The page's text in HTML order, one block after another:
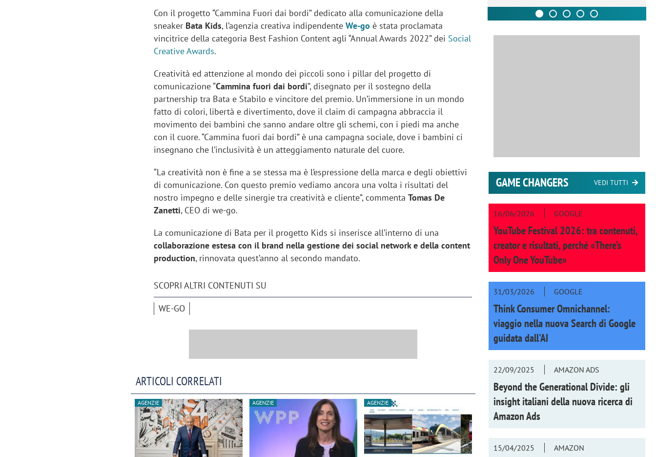
Con il progetto “Cammina Fuori dai bordi” dedicato alla comunicazione della
sneaker Bata Kids, l’agenzia creativa indipendenteWe-go è stata proclamata
vincitrice della categoria Best Fashion Content agli “Annual Awards 2022” dei Social
Creative Awards.
Creatività ed attenzione al mondo dei piccoli sono i pillar del progetto di
comunicazione “Cammina fuori dai bordi”, disegnato per il sostegno della
partnership tra Bata e Stabilo e vincitore del premio. Un’immersione in un mondo
fatto di colori, libertà e divertimento, dove il claim di campagna abbraccia il
movimento dei bambini che sanno andare oltre gli schemi, con i piedi ma anche
con il cuore. “Cammina fuori dai bordi” è una campagna sociale, dove i bambini ci
insegnano che l’inclusività è un atteggiamento naturale del cuore.
“La creatività non è fine a se stessa ma è l’espressione della marca e degli obiettivi
di comunicazione. Con questo premio vediamo ancora una volta i risultati del
nostro impegno e delle sinergie tra creatività e cliente”, commentaTomas De
Zanetti, CEO di we-go.
La comunicazione di Bata per il progetto Kids si inserisce all’interno di una
collaborazione estesa con il brand nella gestione dei social network e della content
production, rinnovata quest’anno al secondo mandato.
SCOPRI ALTRI CONTENUTI SU
WE-GO
ARTICOLI CORRELATI
AGENZIE AGENZIE AGENZIE
GAME CHANGERS VEDI TUTTI
16/06/2026 GOOGLE
YouTube Festival 2026: tra contenuti,
creator e risultati, perché «There’s
Only One YouTube»
31/03/2026 GOOGLE
Think Consumer Omnichannel:
viaggio nella nuova Search di Google
guidata dall'AI
22/09/2025 AMAZON ADS
Beyond the Generational Divide: gli
insight italiani della nuova ricerca di
Amazon Ads
15/04/2025 AMAZON